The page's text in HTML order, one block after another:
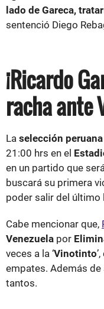
lado de Gareca,
sentenció Diego
¡Ricardo
racha ante
La selección peruana
21:00 hrs en el
en un partido que
buscará su primera
poder salir del último
Cabe mencionar que,
Venezuela por
veces a la ‘Vinotinto
empates. Además
tantos.